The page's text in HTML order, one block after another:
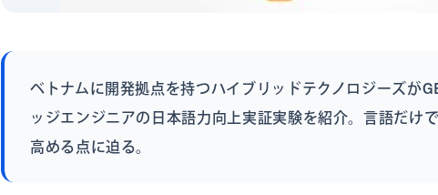
ベトナムに開発拠点を持つハイブリッドテクノロジーズが
ッジエンジニアの日本語力向上実証実験を紹介。言語だけ
高める点に迫る。